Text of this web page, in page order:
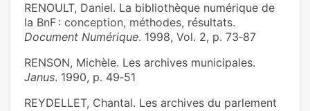
RENOULT, Daniel. La bibliothèque numérique de
la BnF : conception, méthodes, résultats.
Document Numérique. 1998, Vol. 2, p. 73‑87
RENSON, Michèle. Les archives municipales.
Janus. 1990, p. 49‑51
REYDELLET, Chantal. Les archives du parlement